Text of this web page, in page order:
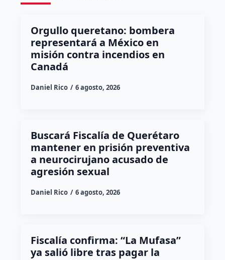
Orgullo queretano: bombera
representará a México en
misión contra incendios en
Canadá
Daniel Rico 6 agosto, 2026
Buscará Fiscalía de Querétaro
mantener en prisión preventiva
a neurocirujano acusado de
agresión sexual
Daniel Rico 6 agosto, 2026
Fiscalía confirma: “La Mufasa”
ya salió libre tras pagar la